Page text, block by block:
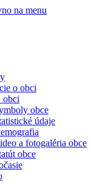
na menu
o obci
obci
obce
údaje
a fotogaléria obce
obce